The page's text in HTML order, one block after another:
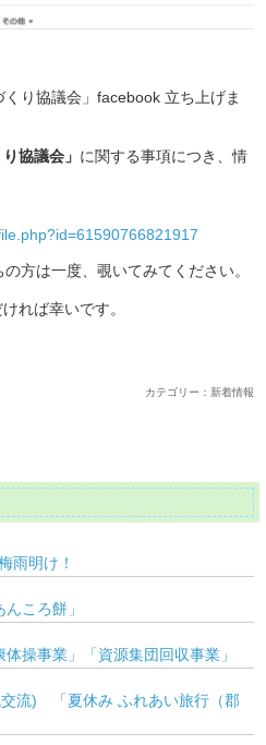
り協議会」facebook 立ち上げま
協議会」 に関する事項につき、情
方は一度、覗いてみてください。
れば幸いです。
カテゴリー：新着情報
雨明け！
ころ餅」
操事業」「資源集団回収事業」
交流) 「夏休み ふれあい旅行（郡